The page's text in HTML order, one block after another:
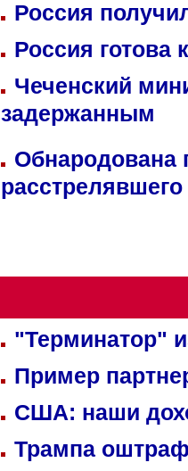
Россия
Россия готова
Чеченский
задержанным
Обнародована
"Терминатор"
Пример
США: наши
Трампа